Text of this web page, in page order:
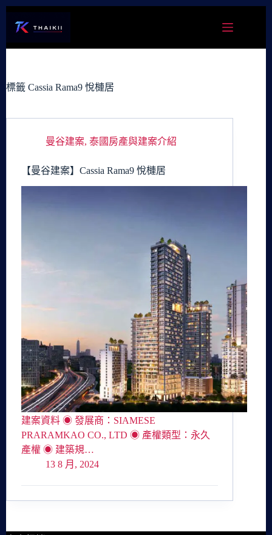
容
標籤 Cassia Rama9 悅槤居
曼谷建案, 泰國房產與建案介紹
【曼谷建案】Cassia Rama9 悅槤居
建案資料 ◉ 發展商：SIAMESE
PRARAMKAO CO., LTD ◉ 產權類型：永久
產權 ◉ 建築規…
13 8 月, 2024